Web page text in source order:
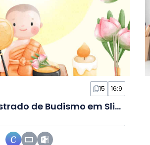
15 16:9
Fundo Fofo Ilustrado de Budismo em Slides